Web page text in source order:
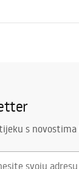
Zlatni
295
5 godina
s novostima